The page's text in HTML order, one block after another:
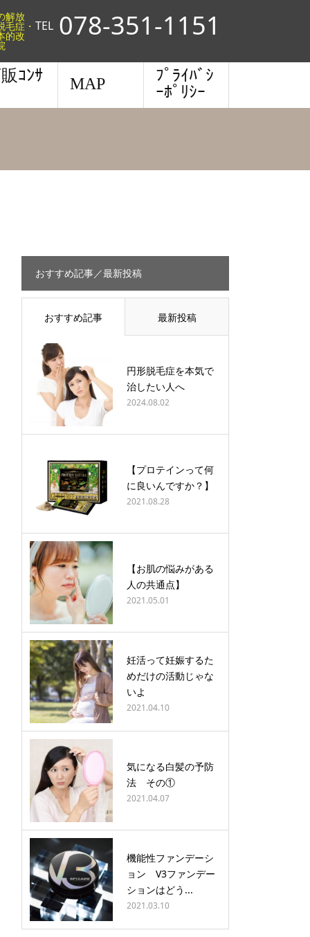
解放
毛症・
的改
TEL 078-351-1151
ｺﾝｻ
MAP
ﾌﾟﾗｲﾊﾞｼ
ｰﾎﾟﾘｼｰ
おすすめ記事／最新投稿
おすすめ記事 最新投稿
円形脱毛症を本気で
治したい人へ
2024.08.02
【プロテインって何
に良いんですか？】
2021.08.28
【お肌の悩みがある
人の共通点】
2021.05.01
妊活って妊娠するた
めだけの活動じゃな
いよ
2021.04.10
気になる白髪の予防
法 その①
2021.04.07
機能性ファンデーシ
ョン V3ファンデー
ションはどう...
2021.03.10